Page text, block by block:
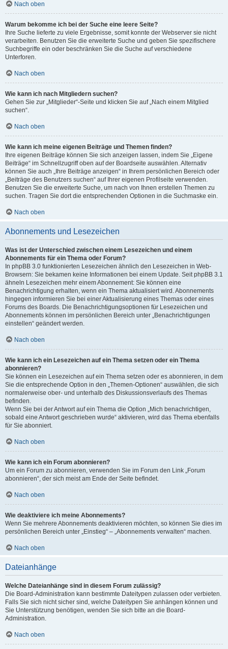
Nach oben
Warum bekomme ich bei der Suche eine leere Seite?
Ihre Suche lieferte zu viele Ergebnisse, somit konnte der Webserver sie nicht
verarbeiten. Benutzen Sie die erweiterte Suche und geben Sie spezifischere
Suchbegriffe ein oder beschränken Sie die Suche auf verschiedene
Unterforen.
Nach oben
Wie kann ich nach Mitgliedern suchen?
Gehen Sie zur „Mitglieder“-Seite und klicken Sie auf „Nach einem Mitglied
suchen“.
Nach oben
Wie kann ich meine eigenen Beiträge und Themen finden?
Ihre eigenen Beiträge können Sie sich anzeigen lassen, indem Sie „Eigene
Beiträge“ im Schnellzugriff oben auf der Boardseite auswählen. Alternativ
können Sie auch „Ihre Beiträge anzeigen“ in Ihrem persönlichen Bereich oder
„Beiträge des Benutzers suchen“ auf Ihrer eigenen Profilseite verwenden.
Benutzen Sie die erweiterte Suche, um nach von Ihnen erstellen Themen zu
suchen. Tragen Sie dort die entsprechenden Optionen in die Suchmaske ein.
Nach oben
Abonnements und Lesezeichen
Was ist der Unterschied zwischen einem Lesezeichen und einem
Abonnements für ein Thema oder Forum?
In phpBB 3.0 funktionierten Lesezeichen ähnlich den Lesezeichen in Web-
Browsern: Sie bekamen keine Informationen bei einem Update. Seit phpBB 3.1
ähneln Lesezeichen mehr einem Abonnement: Sie können eine
Benachrichtigung erhalten, wenn ein Thema aktualisiert wird. Abonnements
hingegen informieren Sie bei einer Aktualisierung eines Themas oder eines
Forums des Boards. Die Benachrichtigungsoptionen für Lesezeichen und
Abonnements können im persönlichen Bereich unter „Benachrichtigungen
einstellen“ geändert werden.
Nach oben
Wie kann ich ein Lesezeichen auf ein Thema setzen oder ein Thema
abonnieren?
Sie können ein Lesezeichen auf ein Thema setzen oder es abonnieren, in dem
Sie die entsprechende Option in den „Themen-Optionen“ auswählen, die sich
normalerweise ober- und unterhalb des Diskussionsverlaufs des Themas
befinden.
Wenn Sie bei der Antwort auf ein Thema die Option „Mich benachrichtigen,
sobald eine Antwort geschrieben wurde“ aktivieren, wird das Thema ebenfalls
für Sie abonniert.
Nach oben
Wie kann ich ein Forum abonnieren?
Um ein Forum zu abonnieren, verwenden Sie im Forum den Link „Forum
abonnieren“, der sich meist am Ende der Seite befindet.
Nach oben
Wie deaktiviere ich meine Abonnements?
Wenn Sie mehrere Abonnements deaktivieren möchten, so können Sie dies im
persönlichen Bereich unter „Einstieg“ – „Abonnements verwalten“ machen.
Nach oben
Dateianhänge
Welche Dateianhänge sind in diesem Forum zulässig?
Die Board-Administration kann bestimmte Dateitypen zulassen oder verbieten.
Falls Sie sich nicht sicher sind, welche Dateitypen Sie anhängen können und
Sie Unterstützung benötigen, wenden Sie sich bitte an die Board-
Administration.
Nach oben